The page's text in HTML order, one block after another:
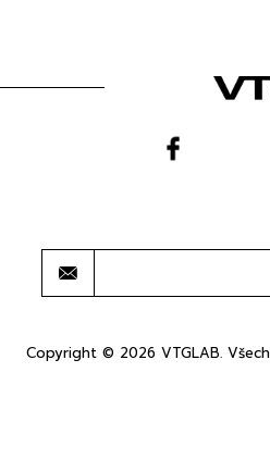
Copyright © 2026 VTGLAB.